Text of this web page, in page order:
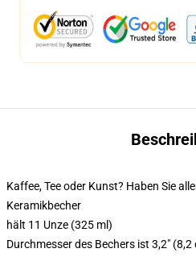
Kaffee, Tee oder Kunst? Haben Sie
Keramikbecher
hält 11 Unze (325 ml)
Durchmesser des Bechers ist 3,2" (8,2